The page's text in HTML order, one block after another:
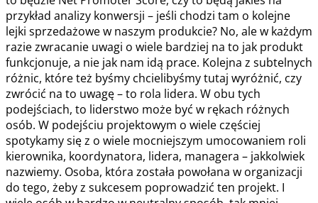
przykład analizy konwersji – jeśli chodzi tam o kolejne
lejki sprzedażowe w naszym produkcie? No, ale w każdym
razie zwracanie uwagi o wiele bardziej na to jak produkt
funkcjonuje, a nie jak nam idą prace. Kolejna z subtelnych
różnic, które też byśmy chcielibyśmy tutaj wyróżnić, czy
zwrócić na to uwagę – to rola lidera. W obu tych
podejściach, to liderstwo może być w rękach różnych
osób. W podejściu projektowym o wiele częściej
spotykamy się z o wiele mocniejszym umocowaniem roli
kierownika, koordynatora, lidera, managera – jakkolwiek
nazwiemy. Osoba, która została powołana w organizacji
do tego, żeby z sukcesem poprowadzić ten projekt. I